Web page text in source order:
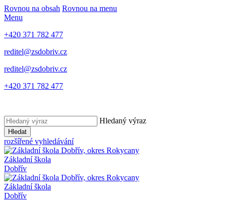
Rovnou na obsah Rovnou na menu
Menu
+420 371 782 477
reditel@zsdobriv.cz
reditel@zsdobriv.cz
+420 371 782 477
Hledaný výraz
Hledat
rozšířené vyhledávání
Základní škola
Dobřív
Základní škola
Dobřív